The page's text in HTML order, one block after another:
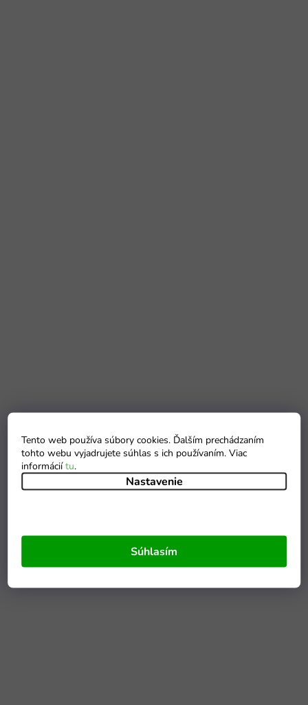
Tento web používa súbory cookies. Ďalším prechádzaním
tohto webu vyjadrujete súhlas s ich používaním. Viac
informáciítu.
Nastavenie
Súhlasím